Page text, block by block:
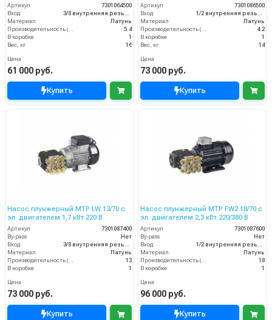
Артикул
7301064500
Вход
Материал
Латунь
5.4
В коробке
1
Вес, кг
16
Цена
61 000 руб.
Купить
Артикул
7301086500
Вход
Материал
Латунь
4.2
В коробке
1
Вес, кг
14
Цена
73 000 руб.
Купить
Насос плунжерный MTP LW 13/70 с
эл. двигателем 1,7 кВт 220 В
Артикул
7301087400
By-pass
Нет
Вход
3/8 внутренняя резьба
Материал
Латунь
Производительность (л/мин)
13
В коробке
1
Цена
73 000 руб.
Купить
Насос плунжерный MTP FW2 18/70 с
эл. двигателем 2,3 кВт 220/380 В
Артикул
7301087600
By-pass
Нет
Вход
1/2 внутренняя резьба
Материал
Латунь
Производительность (л/мин)
18
В коробке
1
Цена
96 000 руб.
Купить